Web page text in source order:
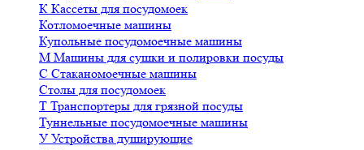
К Кассеты для посудомоек
Котломоечные машины
Купольные посудомоечные машины
М Машины для сушки и полировки посуды
С Стаканомоечные машины
Столы для посудомоек
Т Транспортеры для грязной посуды
Туннельные посудомоечные машины
У Устройства душирующие